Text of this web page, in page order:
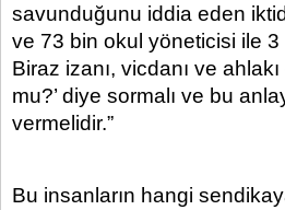
savunduğunu iddia eden
ve 73 bin okul yöneticisi ile
Biraz izanı, vicdanı ve
mu?’ diye sormalı ve bu
vermelidir.”
Bu insanların hangi